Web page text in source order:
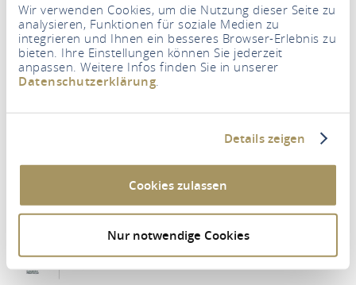
Wir verwenden Cookies, um die Nutzung dieser Seite zu
analysieren, Funktionen für soziale Medien zu
integrieren und Ihnen ein besseres Browser-Erlebnis zu
bieten. Ihre Einstellungen können Sie jederzeit
anpassen. Weitere Infos finden Sie in unserer
Datenschutzerklärung
Details zeigen
Cookies zulassen
Nur notwendige Cookies
BESTELLEN
DOWNLOADEN
Gartenkultur Mittelrheintal
BESTELLEN
DOWNLOADEN